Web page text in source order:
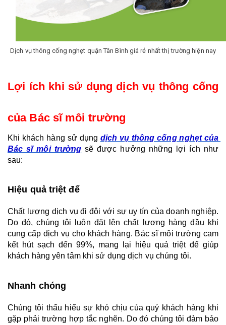
Dịch vụ thông cống nghẹt quận Tân Bình giá rẻ nhất thị trường hiện nay
Lợi ích khi sử dụng dịch vụ thông cống
của Bác sĩ môi trường
Khi khách hàng sử dụng dịch vụ thông cống nghẹt của
Bác sĩ môi trường sẽ được hưởng những lợi ích như
sau:
Hiệu quả triệt để
Chất lượng dịch vụ đi đôi với sự uy tín của doanh nghiệp.
Do đó, chúng tôi luôn đặt lên chất lượng hàng đầu khi
cung cấp dịch vụ cho khách hàng. Bác sĩ môi trường cam
kết hút sạch đến 99%, mang lại hiệu quả triệt để giúp
khách hàng yên tâm khi sử dụng dịch vụ chúng tôi.
Nhanh chóng
Chúng tôi thấu hiểu sự khó chịu của quý khách hàng khi
gặp phải trường hợp tắc nghẽn. Do đó chúng tôi đảm bảo